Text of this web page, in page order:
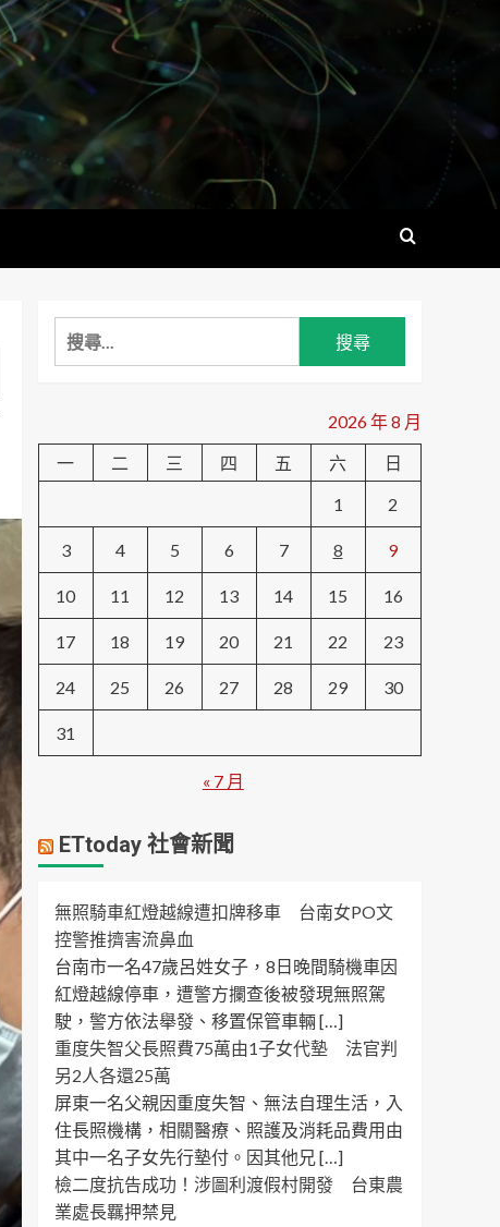
搜
尋
字:
2026 年 8 月
一
二 三 四 五 六
日
1
2
3 4 5 6 7 8 9
10 11 12 13 14 15 16
17 18 19 20 21 22 23
24 25 26 27 28 29 30
31
« 7 月
ETtoday 社會新聞
無照騎車紅燈越線遭扣牌移車 台南女PO文
控警推擠害流鼻血
台南市一名47歲呂姓女子，8日晚間騎機車因
紅燈越線停車，遭警方攔查後被發現無照駕
駛，警方依法舉發、移置保管車輛 […]
重度失智父長照費75萬由1子女代墊 法官判
另2人各還25萬
屏東一名父親因重度失智、無法自理生活，入
住長照機構，相關醫療、照護及消耗品費用由
其中一名子女先行墊付。因其他兄 […]
檢二度抗告成功！涉圖利渡假村開發 台東農
業處長羈押禁見